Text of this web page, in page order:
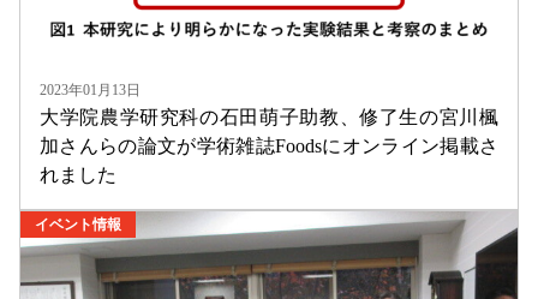
2023年01月13日
大学院農学研究科の石田萌子助教、修了生の宮川楓
加さんらの論文が学術雑誌Foodsにオンライン掲載さ
れました
イベント情報